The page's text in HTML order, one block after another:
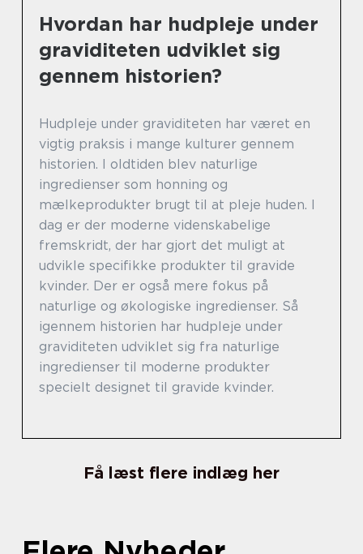
Hvordan har hudpleje under
graviditeten udviklet sig
gennem historien?
Hudpleje under graviditeten har været en
vigtig praksis i mange kulturer gennem
historien. I oldtiden blev naturlige
ingredienser som honning og
mælkeprodukter brugt til at pleje huden. I
dag er der moderne videnskabelige
fremskridt, der har gjort det muligt at
udvikle specifikke produkter til gravide
kvinder. Der er også mere fokus på
naturlige og økologiske ingredienser. Så
igennem historien har hudpleje under
graviditeten udviklet sig fra naturlige
ingredienser til moderne produkter
specielt designet til gravide kvinder.
Få læst flere indlæg her